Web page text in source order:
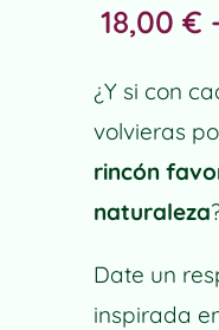
18,00 €
¿Y si con
volvieras
rincón
naturaleza
Date un
inspirada